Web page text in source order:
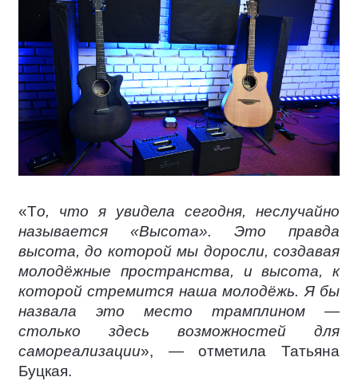
«То, что я увидела сегодня, неслучайно
называется «Высота». Это правда
высота, до которой мы доросли, создавая
молодёжные пространства, и высота, к
которой стремится наша молодёжь. Я бы
назвала это место трамплином —
столько здесь возможностей для
самореализации», — отметила Татьяна
Буцкая.